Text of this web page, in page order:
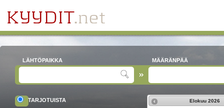
LÄHTÖPAIKKA MÄÄRÄNPÄÄ
TARJOTUISTA Elokuu 2026